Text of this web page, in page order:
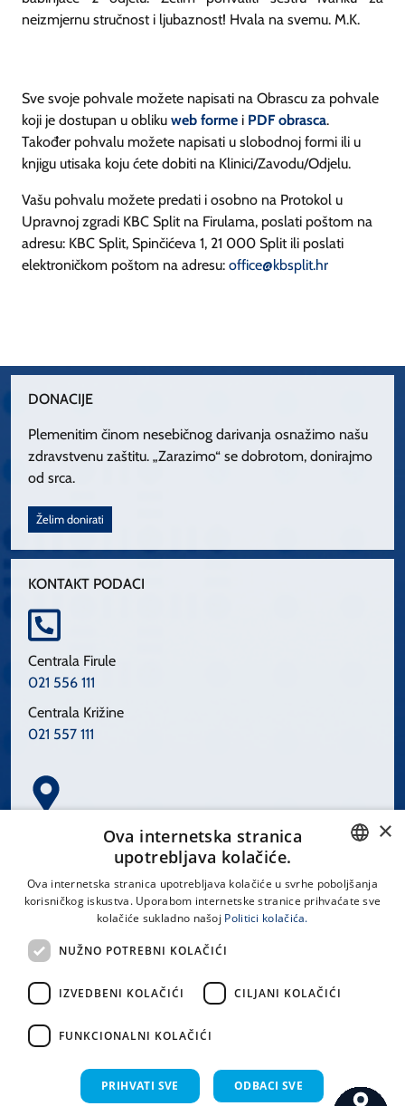
neizmjernu stručnost i ljubaznost! Hvala na svemu. M.K.
Sve svoje pohvale možete napisati na Obrascu za pohvale
koji je dostupan u obliku web forme i PDF obrasca.
Također pohvalu možete napisati u slobodnoj formi ili u
knjigu utisaka koju ćete dobiti na Klinici/Zavodu/Odjelu.
Vašu pohvalu možete predati i osobno na Protokol u
Upravnoj zgradi KBC Split na Firulama, poslati poštom na
adresu: KBC Split, Spinčićeva 1, 21 000 Split ili poslati
elektroničkom poštom na adresu: office@kbsplit.hr
DONACIJE
Plemenitim činom nesebičnog darivanja osnažimo našu
zdravstvenu zaštitu. „Zarazimo“ se dobrotom, donirajmo
od srca.
Želim donirati
KONTAKT PODACI
Centrala Firule
021 556 111
Centrala Križine
021 557 111
Spinčićeva 1, 21000 Split
LINKOVI
Uvjeti korištenja
CROATIAN
×
Ova internetska stranica
upotrebljava kolačiće.
Ova internetska stranica upotrebljava kolačiće u svrhe poboljšanja
korisničkog iskustva. Uporabom internetske stranice prihvaćate sve
kolačiće sukladno našoj Politici kolačića.
NUŽNO POTREBNI KOLAČIĆI
IZVEDBENI KOLAČIĆI CILJANI KOLAČIĆI
FUNKCIONALNI KOLAČIĆI
PRIHVATI SVE ODBACI SVE